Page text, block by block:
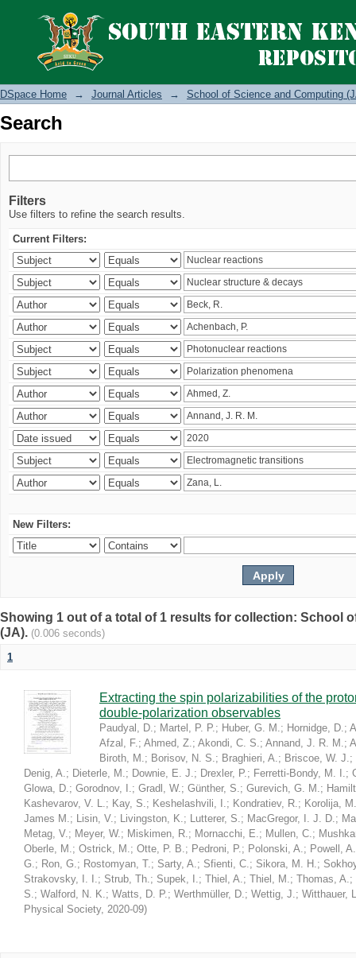
Search
DSpace Home → Journal Articles → School of Science and Computing
Search
Filters
Use filters to refine the search results.
Current Filters:
New Filters:
Showing 1 out of a total of 1 results for collection: School
(JA). (0.006 seconds)
1
Extracting the spin polarizabilities of the
double-polarization observables
Paudyal, D.; Martel, P. P.; Huber, G. M.; Hornidge, D.;
Afzal, F.; Ahmed, Z.; Akondi, C. S.; Annand, J. R. M.;
Biroth, M.; Borisov, N. S.; Braghieri, A.; Briscoe, W. J.;
Denig, A.; Dieterle, M.; Downie, E. J.; Drexler, P.; Ferretti-Bondy, M. I.;
Glowa, D.; Gorodnov, I.; Gradl, W.; Günther, S.; Gurevich, G. M.;
Kashevarov, V. L.; Kay, S.; Keshelashvili, I.; Kondratiev, R.; Korolija, M.
James M.; Lisin, V.; Livingston, K.; Lutterer, S.; MacGregor, I. J. D.;
Metag, V.; Meyer, W.; Miskimen, R.; Mornacchi, E.; Mullen, C.;
Oberle, M.; Ostrick, M.; Otte, P. B.; Pedroni, P.; Polonski, A.; Powell, A.
G.; Ron, G.; Rostomyan, T.; Sarty, A.; Sfienti, C.; Sikora, M. H.;
Strakovsky, I. I.; Strub, Th.; Supek, I.; Thiel, A.; Thiel, M.; Thomas, A.;
S.; Walford, N. K.; Watts, D. P.; Werthmüller, D.; Wettig, J.; Witthauer,
Physical Society, 2020-09)